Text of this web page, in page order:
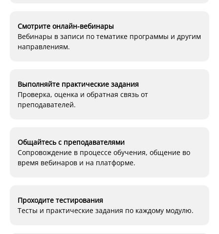
Смотрите онлайн-вебинары
Вебинары в записи по тематике программы и другим
направлениям.
Выполняйте практические задания
Проверка, оценка и обратная связь от
преподавателей.
Общайтесь с преподавателями
Сопровождение в процессе обучения, общение во
время вебинаров и на платформе.
Проходите тестирования
Тесты и практические задания по каждому модулю.